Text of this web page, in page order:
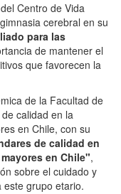
Centro de Vida
cerebral en su
para las
de mantener el
que favorecen la
de la Facultad de
calidad en la
en Chile, con su
de calidad en
en Chile",
sobre el cuidado y
este grupo etario.